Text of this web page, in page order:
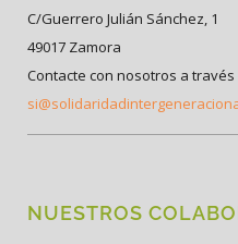
C/Guerrero Julián Sánchez, 1
49017 Zamora
Contacte con nosotros a
NUESTROS